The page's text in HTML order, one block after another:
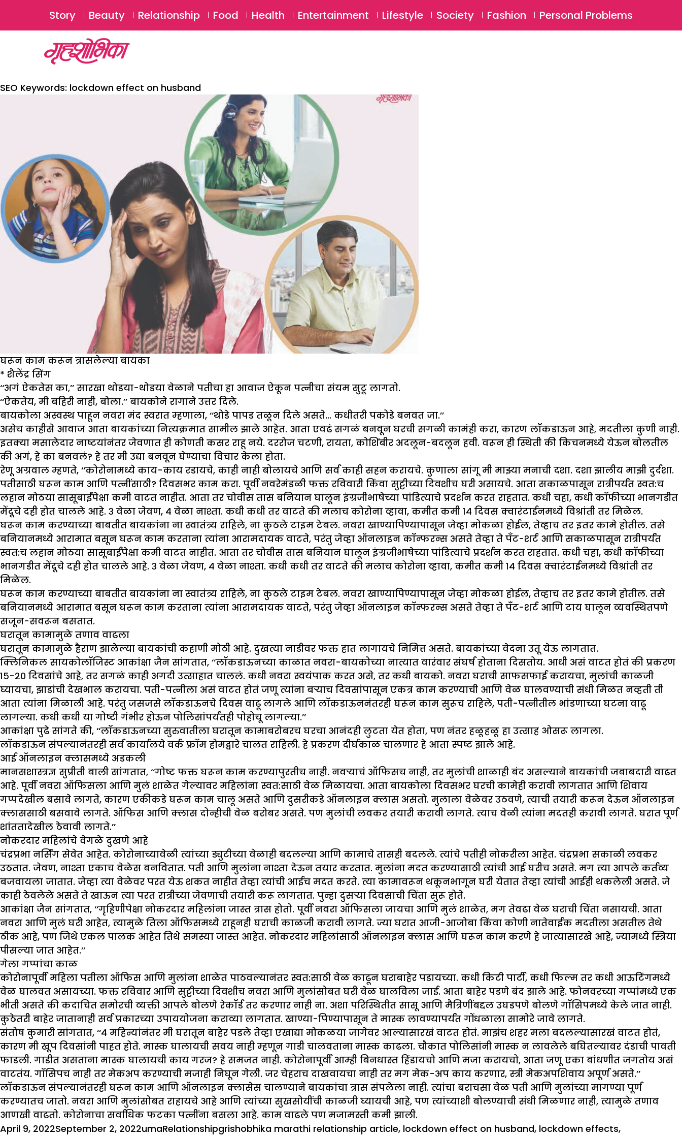
SUBSCRIBE Login ⚲
Story Beauty Relationship Food Health Entertainment Lifestyle Society Fashion Personal Problems
SEO Keywords: lockdown effect on husband
घरून काम करून त्रासलेल्या बायका
* शैलेंद्र सिंग
‘‘अगं ऐकतेस का,’’ सारखा थोडया-थोडया वेळाने पतीचा हा आवाज ऐकून पत्नीचा संयम सुटू लागतो.
‘‘ऐकतेय, मी बहिरी नाही, बोला.’’ बायकोने रागाने उत्तर दिले.
बायकोला अस्वस्थ पाहून नवरा मंद स्वरात म्हणाला, ‘‘थोडे पापड तळून दिले असते… कधीतरी पकोडे बनवत जा.’’
असेच काहीसे आवाज आता बायकांच्या नित्यक्रमात सामील झाले आहेत. आता एवढं सगळं बनवून घरची सगळी कामंही करा, कारण लॉकडाऊन आहे, मदतीला कुणी नाही.
इतक्या मसालेदार नाष्टयांनंतर जेवणात ही कोणती कसर राहू नये. दररोज चटणी, रायता, कोशिंबीर अदलून-बदलून हवी. वरून ही स्थिती की किचनमध्ये येऊन बोलतील
की अगं, हे का बनवलं? हे तर मी उद्या बनवून घेण्याचा विचार केला होता.
रेणू अग्रवाल म्हणते, ‘‘कोरोनामध्ये काय-काय रडायचे, काही नाही बोलायचे आणि सर्व काही सहन करायचे. कुणाला सांगू मी माझ्या मनाची दशा. दशा झालीय माझी दुर्दशा.
पतीसाठी घरून काम आणि पत्नींसाठी? दिवसभर काम करा. पूर्वी नवरेमंडळी फक्त रविवारी किंवा सुट्टीच्या दिवशीच घरी असायचे. आता सकाळपासून रात्रीपर्यंत स्वत:च
लहान मोठया सासूबाईंपेक्षा कमी वाटत नाहीत. आता तर चोवीस तास बनियान घालून इंग्रजीभाषेच्या पांडित्याचे प्रदर्शन करत राहतात. कधी चहा, कधी कॉफीच्या भानगडीत
मेंदूचे दही होत चालले आहे. ३ वेळा जेवण, ४ वेळा नाश्ता. कधी कधी तर वाटते की मलाच कोरोना व्हावा, कमीत कमी १४ दिवस क्वारंटाईनमध्ये विश्रांती तर मिळेल.
घरून काम करण्याच्या बाबतीत बायकांना ना स्वातंत्र्य राहिले, ना कुठले टाइम टेबल. नवरा खाण्यापिण्यापासून जेव्हा मोकळा होईल, तेव्हाच तर इतर कामे होतील. तसे
बनियानमध्ये आरामात बसून घरून काम करताना त्यांना आरामदायक वाटते, परंतु जेव्हा ऑनलाइन कॉन्फरन्स असते तेव्हा ते पँट-शर्ट आणि सकाळपासून रात्रीपर्यंत
स्वत:च लहान मोठया सासूबाईंपेक्षा कमी वाटत नाहीत. आता तर चोवीस तास बनियान घालून इंग्रजीभाषेच्या पांडित्याचे प्रदर्शन करत राहतात. कधी चहा, कधी कॉफीच्या
भानगडीत मेंदूचे दही होत चालले आहे. ३ वेळा जेवण, ४ वेळा नाश्ता. कधी कधी तर वाटते की मलाच कोरोना व्हावा, कमीत कमी १४ दिवस क्वारंटाईनमध्ये विश्रांती तर
मिळेल.
घरून काम करण्याच्या बाबतीत बायकांना ना स्वातंत्र्य राहिले, ना कुठले टाइम टेबल. नवरा खाण्यापिण्यापासून जेव्हा मोकळा होईल, तेव्हाच तर इतर कामे होतील. तसे
बनियानमध्ये आरामात बसून घरून काम करताना त्यांना आरामदायक वाटते, परंतु जेव्हा ऑनलाइन कॉन्फरन्स असते तेव्हा ते पँट-शर्ट आणि टाय घालून व्यवस्थितपणे
सजून-सवरून बसतात.
घरातून कामामुळे तणाव वाढला
घरातून कामामुळे हैराण झालेल्या बायकांची कहाणी मोठी आहे. दुखत्या नाडीवर फक्त हात लागायचे निमित्त असते. बायकांच्या वेदना उतू येऊ लागतात.
क्लिनिकल सायकोलॉजिस्ट आकांक्षा जैन सांगतात, ‘‘लॉकडाऊनच्या काळात नवरा-बायकोच्या नात्यात वारंवार संघर्ष होताना दिसतोय. आधी असं वाटत होतं की प्रकरण
१५-२० दिवसांचे आहे, तर सगळं काही अगदी उत्साहात चाललं. कधी नवरा स्वयंपाक करत असे, तर कधी बायको. नवरा घराची साफसफाई करायचा, मुलांची काळजी
घ्यायचा, झाडांची देखभाल करायचा. पती-पत्नीला असं वाटत होतं जणू त्यांना बऱ्याच दिवसांपासून एकत्र काम करण्याची आणि वेळ घालवण्याची संधी मिळत नव्हती ती
आता त्यांना मिळाली आहे. परंतु जसजसे लॉकडाऊनचे दिवस वाढू लागले आणि लॉकडाऊननंतरही घरून काम सुरूच राहिले, पती-पत्नीतील भांडणाच्या घटना वाढू
लागल्या. कधी कधी या गोष्टी गंभीर होऊन पोलिसांपर्यंतही पोहोचू लागल्या.’’
आकांक्षा पुढे सांगते की, ‘‘लॉकडाऊनच्या सुरुवातीला घरातून कामाबरोबरच घरचा आनंदही लुटता येत होता, पण नंतर हळूहळू हा उत्साह ओसरू लागला.
लॉकडाऊन संपल्यानंतरही सर्व कार्यालये वर्क फ्रॉम होमद्वारे चालत राहिली. हे प्रकरण दीर्घकाळ चालणार हे आता स्पष्ट झाले आहे.
आई ऑनलाइन क्लासमध्ये अडकली
मानसशास्त्रज्ञ सुप्रीती बाली सांगतात, ‘‘गोष्ट फक्त घरून काम करण्यापुरतीच नाही. नवऱ्याचं ऑफिसच नाही, तर मुलांची शाळाही बंद असल्याने बायकांची जबाबदारी वाढत
आहे. पूर्वी नवरा ऑफिसला आणि मुलं शाळेत गेल्यावर महिलांना स्वत:साठी वेळ मिळायचा. आता बायकोला दिवसभर घरची कामेही करावी लागतात आणि शिवाय
गप्पदेखील बसावे लागते, कारण एकीकडे घरून काम चालू असते आणि दुसरीकडे ऑनलाइन क्लास असतो. मुलाला वेळेवर उठवणे, त्याची तयारी करून देऊन ऑनलाइन
क्लाससाठी बसवावे लागते. ऑफिस आणि क्लास दोन्हीची वेळ बरोबर असते. पण मुलांची लवकर तयारी करावी लागते. त्याच वेळी त्यांना मदतही करावी लागते. घरात पूर्ण
शांततादेखील ठेवावी लागते.’’
नोकरदार महिलांचे वेगळे दुखणे आहे
चंद्रप्रभा नर्सिंग सेवेत आहेत. कोरोनाच्यावेळी त्यांच्या ड्युटीच्या वेळाही बदलल्या आणि कामाचे तासही बदलले. त्यांचे पतीही नोकरीला आहेत. चंद्रप्रभा सकाळी लवकर
उठतात. जेवण, नाश्ता एकाच वेळेस बनवितात. पती आणि मुलांना नाश्ता देऊन तयार करतात. मुलांना मदत करण्यासाठी त्यांची आई घरीच असते. मग त्या आपले कर्तव्य
बजवायला जातात. जेव्हा त्या वेळेवर परत येऊ शकत नाहीत तेव्हा त्यांची आईच मदत करते. त्या कामावरून थकूनभागून घरी येतात तेव्हा त्यांची आईही थकलेली असते. जे
काही ठेवलेले असते ते खाऊन त्या परत रात्रीच्या जेवणाची तयारी करू लागतात. पुन्हा दुसऱ्या दिवसाची चिंता सुरू होते.
आकांक्षा जैन सांगतात, ‘‘गृहिणीपेक्षा नोकरदार महिलांना जास्त त्रास होतो. पूर्वी नवरा ऑफिसला जायचा आणि मुलं शाळेत, मग तेवढा वेळ घराची चिंता नसायची. आता
नवरा आणि मुलं घरी आहेत, त्यामुळे तिला ऑफिसमध्ये राहूनही घराची काळजी करावी लागते. ज्या घरात आजी-आजोबा किंवा कोणी नातेवाईक मदतीला असतील तेथे
ठीक आहे, पण जिथे एकल पालक आहेत तिथे समस्या जास्त आहेत. नोकरदार महिलांसाठी ऑनलाइन क्लास आणि घरून काम करणे हे जात्यासारखे आहे, ज्यामध्ये स्त्रिया
पीसल्या जात आहेत.’’
गेला गप्पांचा काळ
कोरोनापूर्वी महिला पतीला ऑफिस आणि मुलांना शाळेत पाठवल्यानंतर स्वत:साठी वेळ काढून घराबाहेर पडायच्या. कधी किटी पार्टी, कधी फिल्म तर कधी आऊटिंगमध्ये
वेळ घालवत असायच्या. फक्त रविवार आणि सुट्टीच्या दिवशीच नवरा आणि मुलांसोबत घरी वेळ घालविला जाई. आता बाहेर पडणे बंद झाले आहे. फोनवरच्या गप्पांमध्ये एक
भीती असते की कदाचित समोरची व्यक्ती आपले बोलणे रेकॉर्ड तर करणार नाही ना. अशा परिस्थितीत सासू आणि मैत्रिणींबद्दल उघडपणे बोलणे गॉसिपमध्ये केले जात नाही.
कुठेतरी बाहेर जातानाही सर्व प्रकारच्या उपाययोजना कराव्या लागतात. खाण्या-पिण्यापासून ते मास्क लावण्यापर्यंत गोंधळाला सामोरे जावे लागते.
संतोष कुमारी सांगतात, ‘‘४ महिन्यांनंतर मी घरातून बाहेर पडले तेव्हा एखाद्या मोकळया जागेवर आल्यासारखं वाटत होतं. माझंच शहर मला बदलल्यासारखं वाटत होतं,
कारण मी खूप दिवसांनी पाहत होते. मास्क घालायची सवय नाही म्हणून गाडी चालवताना मास्क काढला. चौकात पोलिसांनी मास्क न लावलेले बघितल्यावर दंडाची पावती
फाडली. गाडीत असताना मास्क घालायची काय गरज? हे समजत नाही. कोरोनापूर्वी आम्ही बिनधास्त हिंडायचो आणि मजा करायचो, आता जणू एका बांधणीत जगतोय असं
वाटतंय. गॉसिपच नाही तर मेकअप करण्याची मजाही निघून गेली. जर चेहराच दाखवायचा नाही तर मग मेक-अप काय करणार, स्त्री मेकअपशिवाय अपूर्ण असते.’’
लॉकडाऊन संपल्यानंतरही घरून काम आणि ऑनलाइन क्लासेस चालण्याने बायकांचा त्रास संपलेला नाही. त्यांचा बराचसा वेळ पती आणि मुलांच्या मागण्या पूर्ण
करण्यातच जातो. नवरा आणि मुलांसोबत राहायचे आहे आणि त्यांच्या सुखसोयींची काळजी घ्यायची आहे, पण त्यांच्याशी बोलण्याची संधी मिळणार नाही, त्यामुळे तणाव
आणखी वाढतो. कोरोनाचा सर्वाधिक फटका पत्नींना बसला आहे. काम वाढले पण मजामस्ती कमी झाली.
Posted
April 9, 2022September 2, 2022Author
umaCategories
RelationshipTags
grishobhika marathi relationship article, lockdown effect on husband, lockdown effects,